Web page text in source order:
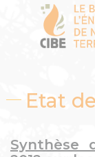
Etat
Synthèse